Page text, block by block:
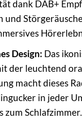
dank DAB+
und
Design: Das
der leuchtend
macht dieses
in jeder
zum Schlafzimmer.